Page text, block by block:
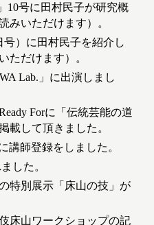
10号に田村民子が研究概
みいただけます）。
号）に田村民子を紹介し
ただけます）。
Lab.」に出演しまし
Forに「伝統芸能の道
載して頂きました。
講師登録をしました。
した。
特別展示「床山の技」が
床山ワークショップの記